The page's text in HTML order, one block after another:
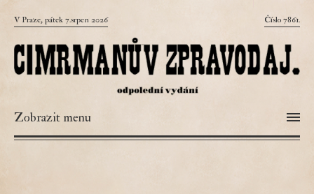
V Praze, pátek 7.srpen 2026 Číslo 7861.
Zobrazit menu